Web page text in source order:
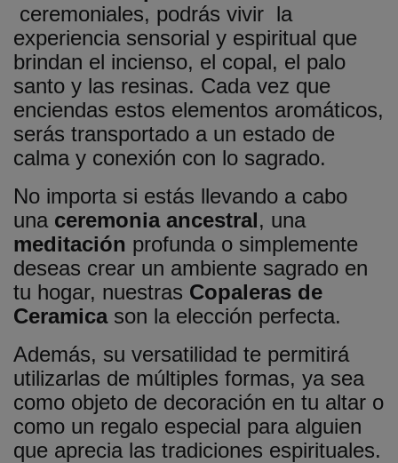
ceremoniales, podrás vivir la
experiencia sensorial y espiritual que
brindan el incienso, el copal, el palo
santo y las resinas. Cada vez que
enciendas estos elementos aromáticos,
serás transportado a un estado de
calma y conexión con lo sagrado.
No importa si estás llevando a cabo
una ceremonia ancestral, una
meditación profunda o simplemente
deseas crear un ambiente sagrado en
tu hogar, nuestras Copaleras de
Ceramicason la elección perfecta.
Además, su versatilidad te permitirá
utilizarlas de múltiples formas, ya sea
como objeto de decoración en tu altar o
como un regalo especial para alguien
que aprecia las tradiciones espirituales.